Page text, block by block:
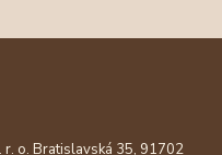
r. o. Bratislavská 35, 91702